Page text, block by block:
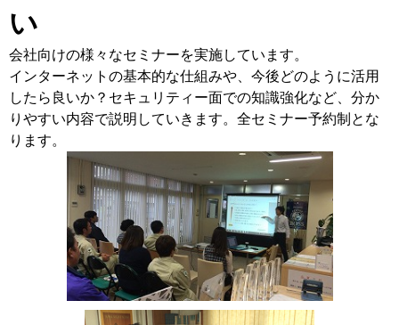
い
会社向けの様々なセミナーを実施しています。
インターネットの基本的な仕組みや、今後どのように活用
したら良いか？セキュリティー面での知識強化など、分か
りやすい内容で説明していきます。全セミナー予約制とな
ります。